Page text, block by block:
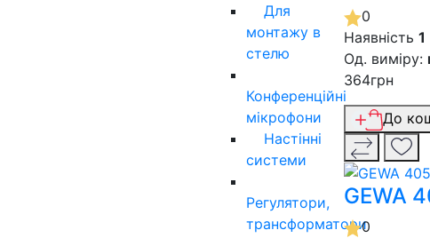
Для
монтажу в
стелю
Конференційні
мікрофони
Настінні
системи
Регулятори,
трансформатори
0
Наявність 1
Од. виміру:
364грн
До
GEWA
0